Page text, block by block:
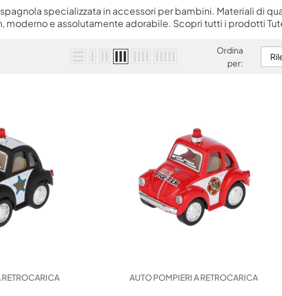
specializzata in accessori per bambini. Materiali di
moderno e assolutamente adorabile. Scopri tutti i prodotti
Ordina
per:
RETROCARICA AUTO POMPIERI A RETROCARICA